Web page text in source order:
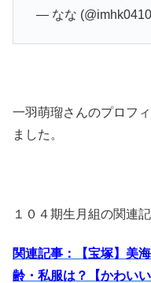
— なな
一羽萌瑠さんのプロフ
ました。
１０４期生月組の関連
関連記事：【宝塚】美
齢・私服は？【かわいい